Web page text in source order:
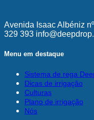
Avenida Isaac Albéniz
329 393
Menu em destaque
Sistema de rega
Dicas de irrigação
Culturas
Plano de irrigação
Nós